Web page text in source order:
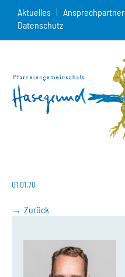
Aktuelles Ansprechpartner
Datenschutz
01.01.70
Zurück